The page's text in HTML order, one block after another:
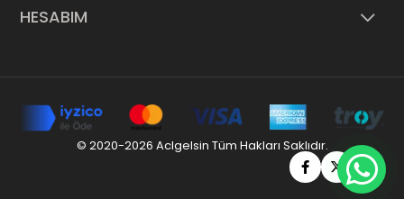
HESABIM
© 2020-2026 Aclgelsin Tüm Hakları Saklıdır.